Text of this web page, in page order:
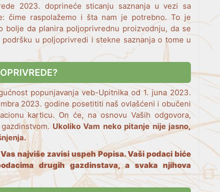
2023. doprineće sticanju saznanja u vezi sa
čime raspolažemo i šta nam je potrebno. To je
bolje da planira poljoprivrednu proizvodnju, da se
u poljoprivredi i stekne saznanja o tome u
popunjavanja veb-Upitnika od 1. juna 2023.
2023. godine posetititi naš ovlašćeni i obučeni
karticu. On će, na osnovu Vaših odgovora,
Ukoliko Vam neko pitanje nije jasno,
Vasnajviše zavisi uspeh Popisa. Vaši podaci biće
drugih gazdinstava, a svaka njihova